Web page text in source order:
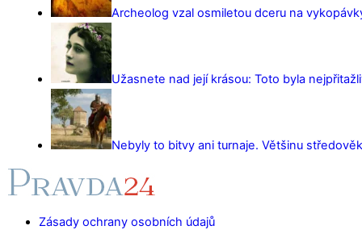
Archeolog vzal osmiletou dceru na
Užasnete nad její krásou: Toto byla
Nebyly to bitvy ani turnaje. Většinu
Zásady ochrany osobních údajů